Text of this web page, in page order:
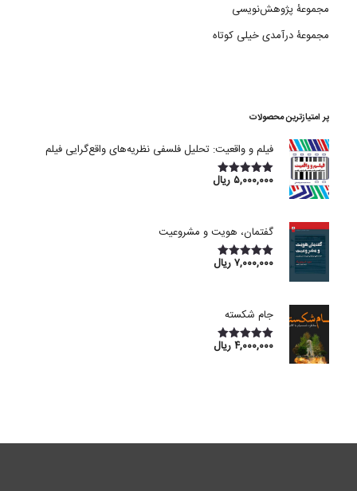
مجموعۀ پژوهش‌نویسی
مجموعۀ درآمدی خیلی کوتاه
پر امتیازترین محصولات
فیلم و واقعیت: تحلیل فلسفی نظریه‌های واقع‌گرایی فیلم
امتیاز5.00۵,۰۰۰,۰۰۰ریال
گفتمان، هویت و مشروعیت
امتیاز5.00۷,۰۰۰,۰۰۰ریال
جام شکسته
امتیاز5.00۴,۰۰۰,۰۰۰ریال